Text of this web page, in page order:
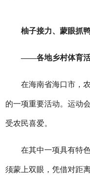
柚子接力、蒙眼抓
——各地乡村体育活
在海南省海口市，农
的一项重要活动。运动
受农民喜爱。
在其中一项具有特色
须蒙上双眼，凭借对距